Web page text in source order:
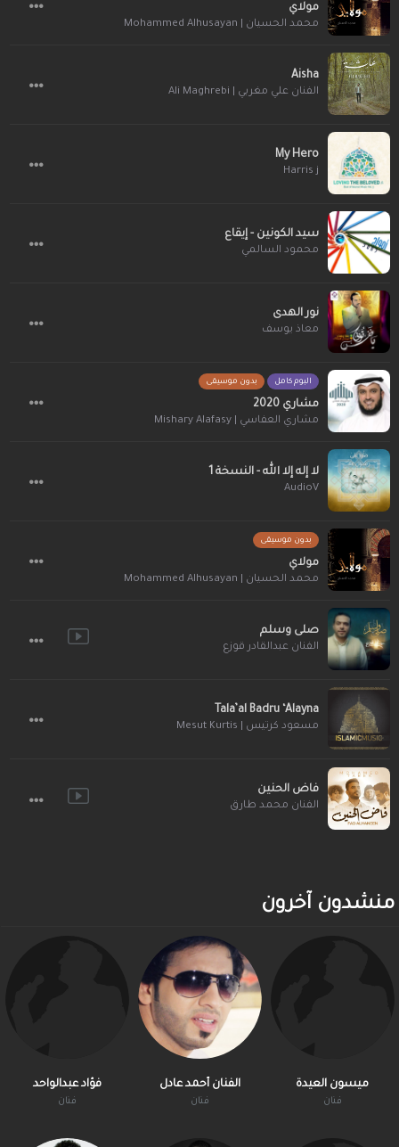
مولاي
محمد الحسيان | Mohammed Alhusayan
Aisha
الفنان علي مغربي | Ali Maghrebi
My Hero
Harris j
سيد الكونين - إيقاع
محمود السالمي
نور الهدى
معاذ يوسف
البوم كامل بدون موسيقى
مشاري 2020
مشاري العفاسي | Mishary Alafasy
لا إله إلا الله - النسخة 1
AudioV
بدون موسيقى
مولاي
محمد الحسيان | Mohammed Alhusayan
صلى وسلم
الفنان عبدالقادر قوزع
Tala’al Badru ‘Alayna
مسعود كرتيس | Mesut Kurtis
فاض الحنين
الفنان محمد طارق
منشدون آخرون
فؤاد عبدالواحد
فنان
الفنان أحمد عادل
فنان
ميسون العيدة
فنان